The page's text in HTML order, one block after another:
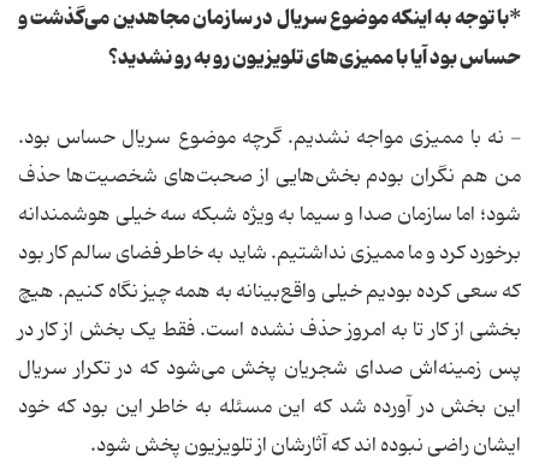
*با توجه به اینکه موضوع سریال در سازمان مجاهدین می‌گذشت و
حساس بود آیا با ممیزی‌های تلویزیون رو به رو نشدید؟
- نه با ممیزی مواجه نشدیم. گرچه موضوع سریال حساس بود.
من هم نگران بودم بخش‌هایی از صحبت‌های شخصیت‌ها حذف
شود؛ اما سازمان صدا و سیما به ویژه شبکه سه خیلی هوشمندانه
برخورد کرد و ما ممیزی نداشتیم. شاید به خاطر فضای سالم کار بود
که سعی کرده بودیم خیلی واقع‌بینانه به همه چیز نگاه کنیم. هیچ
بخشی از کار تا به امروز حذف نشده است. فقط یک بخش از کار در
پس زمینه‌اش صدای شجریان پخش می‌شود که در تکرار سریال
این بخش در آورده شد که این مسئله به خاطر این بود که خود
ایشان راضی نبوده اند که آثارشان از تلویزیون پخش شود.